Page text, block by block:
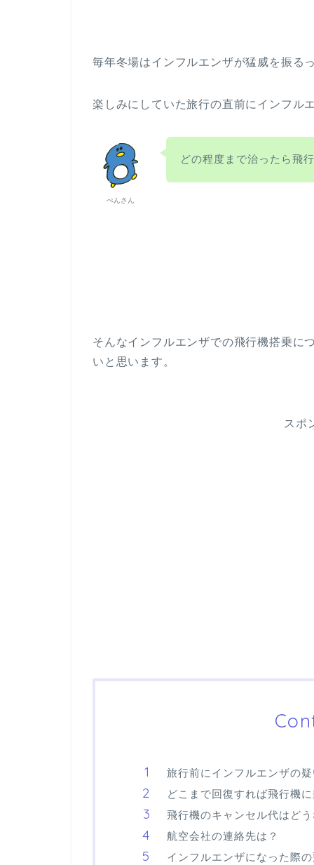
毎年冬場はインフルエンザが猛威を振る
楽しみにしていた旅行の直前にインフル
ぺんさん
どの程度まで治ったら飛
そんなインフルエンザでの飛行機搭乗に
いと思います。
スポ
旅行前にインフルエンザの
どこまで回復すれば飛行機
飛行機のキャンセル代はど
航空会社の連絡先は？
インフルエンザになった際